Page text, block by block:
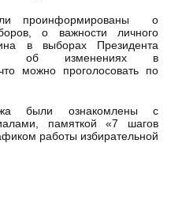
проинформированы о
о важности личного
в выборах Президента
об изменениях в
можно проголосовать по
были ознакомлены с
памяткой «7 шагов
работы избирательной